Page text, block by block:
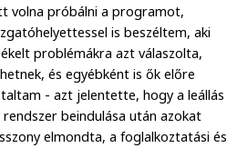
volna próbálni a programot,
is beszéltem, aki
problémákra azt válaszolta,
és egyébként is ők előre
- azt jelentette, hogy a leállás
beindulása után azokat
elmondta, a foglalkoztatási és